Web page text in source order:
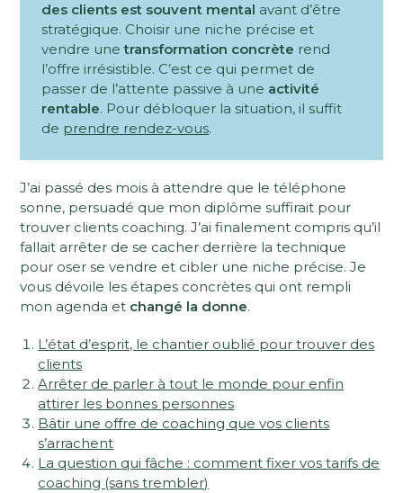
des clients est souvent mental avant d’être
stratégique. Choisir une niche précise et
vendre unetransformation concrète rend
l’offre irrésistible. C’est ce qui permet de
passer de l’attente passive à une activité
rentable. Pour débloquer la situation, il suffit
de prendre rendez-vous.
J’ai passé des mois à attendre que le téléphone
sonne, persuadé que mon diplôme suffirait pour
trouver clients coaching. J’ai finalement compris qu’il
fallait arrêter de se cacher derrière la technique
pour oser se vendre et cibler une niche précise. Je
vous dévoile les étapes concrètes qui ont rempli
mon agenda et changé la donne.
L’état d’esprit, le chantier oublié pour trouver des
clients
Arrêter de parler à tout le monde pour enfin
attirer les bonnes personnes
Bâtir une offre de coaching que vos clients
s’arrachent
La question qui fâche : comment fixer vos tarifs de
coaching (sans trembler)